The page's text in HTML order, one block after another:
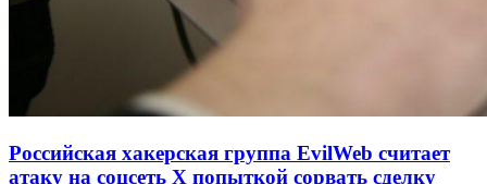
Российская хакерская группа EvilWeb считает
атаку на соцсеть Х попыткой сорвать сделку